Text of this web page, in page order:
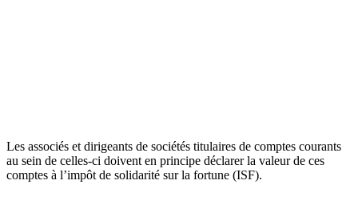
Les associés et dirigeants de sociétés titulaires de comptes courants
au sein de celles-ci doivent en principe déclarer la valeur de ces
comptes à l’impôt de solidarité sur la fortune (ISF).